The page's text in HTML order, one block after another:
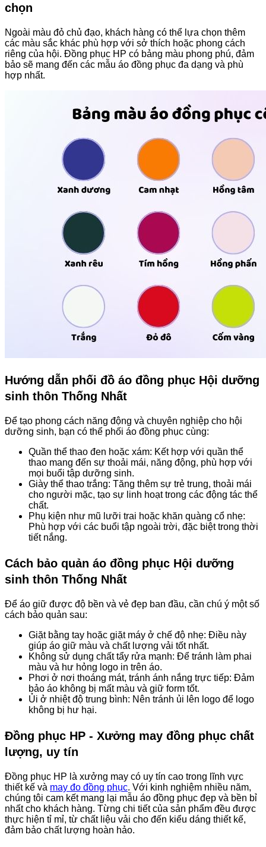
chọn
Ngoài màu đỏ chủ đạo, khách hàng có thể lựa chọn thêm
các màu sắc khác phù hợp với sở thích hoặc phong cách
riêng của hội. Đồng phục HP có bảng màu phong phú, đảm
bảo sẽ mang đến các mẫu áo đồng phục đa dạng và phù
hợp nhất.
Hướng dẫn phối đồ áo đồng phục Hội dưỡng
sinh thôn Thống Nhất
Để tạo phong cách năng động và chuyên nghiệp cho hội
dưỡng sinh, bạn có thể phối áo đồng phục cùng:
Quần thể thao đen hoặc xám: Kết hợp với quần thể
thao mang đến sự thoải mái, năng động, phù hợp với
mọi buổi tập dưỡng sinh.
Giày thể thao trắng: Tăng thêm sự trẻ trung, thoải mái
cho người mặc, tạo sự linh hoạt trong các động tác thể
chất.
Phụ kiện như mũ lưỡi trai hoặc khăn quàng cổ nhẹ:
Phù hợp với các buổi tập ngoài trời, đặc biệt trong thời
tiết nắng.
Cách bảo quản áo đồng phục Hội dưỡng
sinh thôn Thống Nhất
Để áo giữ được độ bền và vẻ đẹp ban đầu, cần chú ý một số
cách bảo quản sau:
Giặt bằng tay hoặc giặt máy ở chế độ nhẹ: Điều này
giúp áo giữ màu và chất lượng vải tốt nhất.
Không sử dụng chất tẩy rửa mạnh: Để tránh làm phai
màu và hư hỏng logo in trên áo.
Phơi ở nơi thoáng mát, tránh ánh nắng trực tiếp: Đảm
bảo áo không bị mất màu và giữ form tốt.
Ủi ở nhiệt độ trung bình: Nên tránh ủi lên logo để logo
không bị hư hại.
Đồng phục HP - Xưởng may đồng phục chất
lượng, uy tín
Đồng phục HP là xưởng may có uy tín cao trong lĩnh vực
thiết kế và may đo đồng phục. Với kinh nghiệm nhiều năm,
chúng tôi cam kết mang lại mẫu áo đồng phục đẹp và bền bỉ
nhất cho khách hàng. Từng chi tiết của sản phẩm đều được
thực hiện tỉ mỉ, từ chất liệu vải cho đến kiểu dáng thiết kế,
đảm bảo chất lượng hoàn hảo.